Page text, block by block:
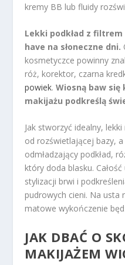
kremy BB lub fluidy
Lekki podkład z
have na słoneczne dni.
kosmetyczce powinny
róż, korektor, czarna
powiek.Wiosną baw się
makijażu podkreślą
Jak stworzyć idealny,
od rozświetlającej bazy, a
odmładzający podkład,
który doda blasku.
stylizacji brwi i
pudrowych cieni. Na usta
matowe wykończenie
JAK DBAĆ O
MAKIJAŻEM